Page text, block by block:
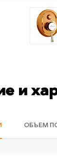
и
ОБЪЕМ